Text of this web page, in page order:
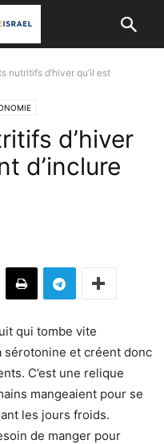
nutritifs d’hiver qu’il est
d’hiver
d’inclure
qui tombe vite
sérotonine et créent donc
C’est une relique
mangeaient pour se
les jours froids.
de manger pour